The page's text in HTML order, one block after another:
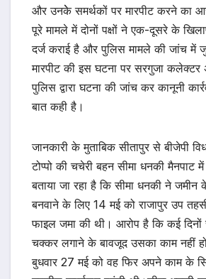
और उनकेे समर्थकों पर मारपीट करने का
पूरे मामले में दोनों पक्षों ने एक-दूसरे के
दर्ज कराई है और पुलिस मामले की जांच में
मारपीट की इस घटना पर सरगुजा
पुलिस द्वारा घटना की जांच कर कानूनी
बात कही है।
जानकारी के मुताबिक सीतापुर से बीजेपी
टोप्पो की चचेरी बहन सीमा धनकी मैनपाट
बताया जा रहा है कि सीमा धनकी ने
बनवाने के लिए 14 मई को राजापुर उप
फाइल जमा की थी। आरोप है कि कई दिनों
चक्कर लगाने के बावजूद उसका काम नहीं हो
बुधवार 27 मई को वह फिर अपने काम के